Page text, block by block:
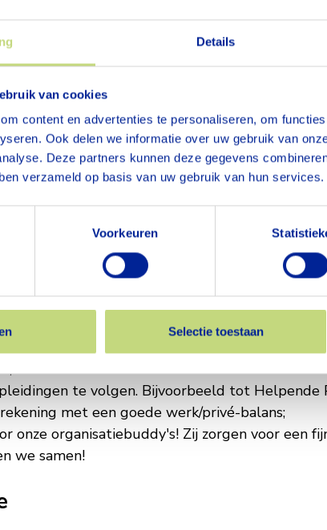
Details
van cookies
content en advertenties te personaliseren, om
Ook delen we informatie over uw gebruik van
Deze partners kunnen deze gegevens
verzameld op basis van uw gebruik van hun services.
Voorkeuren
Selectie toestaan
en zorgt voor een veilige en rustige
uit. Je signaleert bijzonderheden en
doen. Je bent het aanspreekpunt voor
overige diensten.
de cao VVT, inschaling Helpende in
de keus dit ook per maand te laten uitbetalen;
arbeidsvoorwaarden waarbij je
krijgen op onder andere een nieuwe fiets, ICT-
te volgen. Bijvoorbeeld tot Helpende
met een goede werk/privé-balans;
onze organisatiebuddy's! Zij zorgen voor een
we samen!